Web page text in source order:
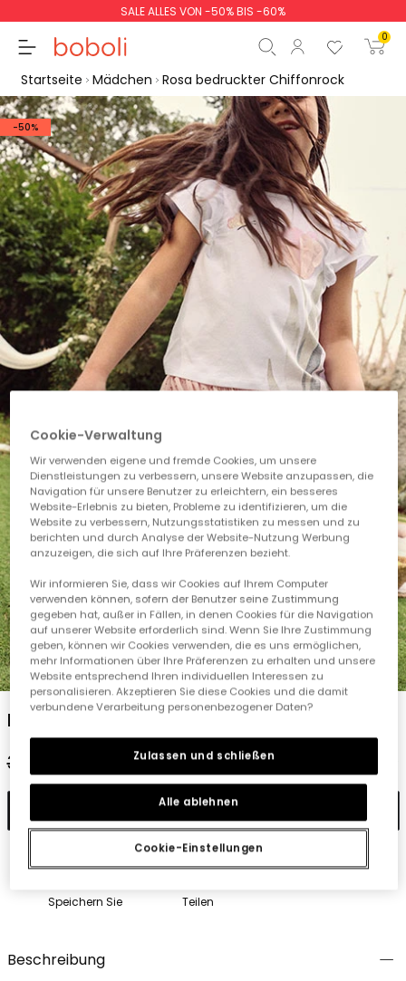
SALE ALLES VON -50% BIS -60%
0
Zwischensumme
Gesamtbetrag 0,00 €
weiter Start der Bestellung
Startseite Mädchen Rosa bedruckter Chiffonrock
-50%
1 2 3 4 5
Rosa bedruckter Chiffonrock
35,95 €
17,95 €
In den Warenkorb
Speichern Sie Teilen
Beschreibung
Cookie-Verwaltung
Wir verwenden eigene und fremde Cookies, um unsere
Dienstleistungen zu verbessern, unsere Website anzupassen, die
Navigation für unsere Benutzer zu erleichtern, ein besseres
Website-Erlebnis zu bieten, Probleme zu identifizieren, um die
Website zu verbessern, Nutzungsstatistiken zu messen und zu
berichten und durch Analyse der Website-Nutzung Werbung
anzuzeigen, die sich auf Ihre Präferenzen bezieht.
Wir informieren Sie, dass wir Cookies auf Ihrem Computer
verwenden können, sofern der Benutzer seine Zustimmung
gegeben hat, außer in Fällen, in denen Cookies für die Navigation
auf unserer Website erforderlich sind. Wenn Sie Ihre Zustimmung
geben, können wir Cookies verwenden, die es uns ermöglichen,
mehr Informationen über Ihre Präferenzen zu erhalten und unsere
Website entsprechend Ihren individuellen Interessen zu
personalisieren. Akzeptieren Sie diese Cookies und die damit
verbundene Verarbeitung personenbezogener Daten?
Cookie-Einstellungen
Alle ablehnen
Zulassen und schließen